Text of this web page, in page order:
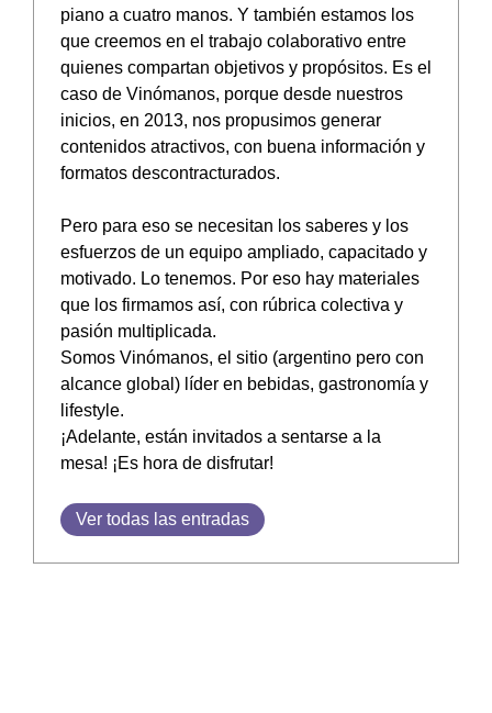
piano a cuatro manos. Y también estamos los
que creemos en el trabajo colaborativo entre
quienes compartan objetivos y propósitos. Es el
caso de Vinómanos, porque desde nuestros
inicios, en 2013, nos propusimos generar
contenidos atractivos, con buena información y
formatos descontracturados.
Pero para eso se necesitan los saberes y los
esfuerzos de un equipo ampliado, capacitado y
motivado. Lo tenemos. Por eso hay materiales
que los firmamos así, con rúbrica colectiva y
pasión multiplicada.
Somos Vinómanos, el sitio (argentino pero con
alcance global) líder en bebidas, gastronomía y
lifestyle.
¡Adelante, están invitados a sentarse a la
mesa! ¡Es hora de disfrutar!
Ver todas las entradas